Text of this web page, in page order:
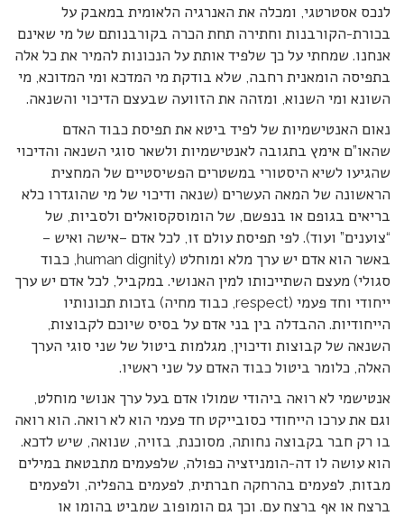
לנכס אסטרטגי, ומכלה את האנרגיה הלאומית במאבק על
בכורת-הקורבנות וחתירה תחת הכרה בקורבנותם של מי שאינם
אנחנו. שמחתי על כך שלפיד אותת על הנכונות להמיר את כל אלה
בתפיסה הומאנית רחבה, שלא בודקת מי המדכא ומי המדוכא, מי
השונא ומי השנוא, ומזהה את הזוועה שבעצם הדיכוי והשנאה.
נאום האנטישמיות של לפיד ביטא את תפיסת כבוד האדם
שהאו”ם אימץ בתגובה לאנטישמיות ולשאר סוגי השנאה והדיכוי
שהגיעו לשיא היסטורי במשטרים הפשיסטיים של המחצית
הראשונה של המאה העשרים (שנאה ודיכוי של מי שהוגדרו כלא
בריאים בגופם או בנפשם, של הומוסקסואלים ולסביות, של
“צוענים” ועוד). לפי תפיסת עולם זו, לכל אדם –אישה ואיש –
באשר הוא אדם יש ערך מלא ומוחלט (human dignity, כבוד
סגולי) מעצם השתייכותו למין האנושי. במקביל, לכל אדם יש ערך
ייחודי וחד פעמי (respect, כבוד מחיה) בזכות תכונותיו
הייחודיות. ההבדלה בין בני אדם על בסיס שיוכם לקבוצות,
השנאה של קבוצות ודיכוין, מגלמות ביטול של שני סוגי הערך
האלה, כלומר ביטול כבוד האדם על שני ראשיו.
אנטישמי לא רואה ביהודי שמולו אדם בעל ערך אנושי מוחלט,
וגם את ערכו הייחודי כסובייקט חד פעמי הוא לא רואה. הוא רואה
בו רק חבר בקבוצה נחותה, מסוכנת, בזויה, שנואה, שיש לדכא.
הוא עושה לו דה-הומניזציה כפולה, שלפעמים מתבטאת במילים
מבזות, לפעמים בהרחקה חברתית, לפעמים בהפליה, ולפעמים
ברצח או אף ברצח עם. וכך גם הומופוב שמביט בהומו או